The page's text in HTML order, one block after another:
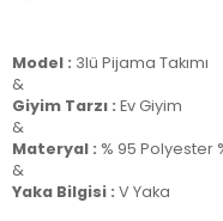
Model : 3lü Pijama Takımı
&
Giyim Tarzı : Ev Giyim
&
Materyal : % 95 Polyester
&
Yaka Bilgisi : V Yaka